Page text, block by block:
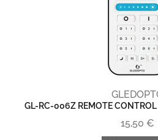
GL-RC-006Z REMOTE CONTROL
15,50 €